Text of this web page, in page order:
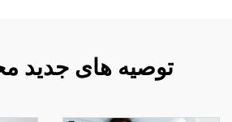
توصیه های جدید